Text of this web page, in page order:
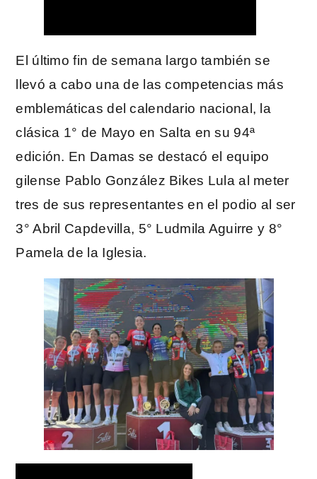
El último fin de semana largo también se
llevó a cabo una de las competencias más
emblemáticas del calendario nacional, la
clásica 1° de Mayo en Salta en su 94ª
edición. En Damas se destacó el equipo
gilense Pablo González Bikes Lula al meter
tres de sus representantes en el podio al ser
3° Abril Capdevilla, 5° Ludmila Aguirre y 8°
Pamela de la Iglesia.